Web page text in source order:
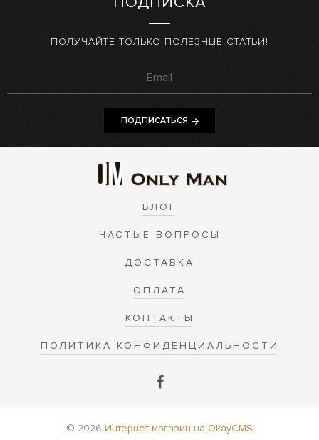
ПОЛУЧАЙТЕ ТОЛЬКО ПОЛЕЗНЫЕ СТАТЬИ!
ПОДПИСАТЬСЯ
БЛОГ
ЧАСТЫЕ ВОПРОСЫ
ДОСТАВКА
ОПЛАТА
КОНТАКТЫ
ПОЛИТИКА КОНФИДЕНЦИАЛЬНОСТИ
© 2026 Интернет-магазин на OkayCMS